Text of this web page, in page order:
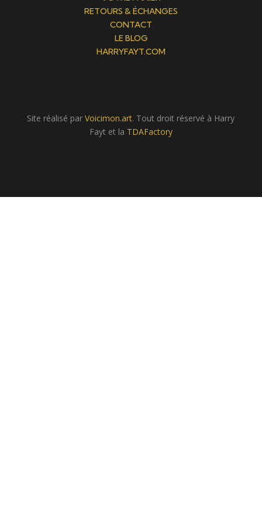
RETOURS & ÉCHANGES
CONTACT
LE BLOG
HARRYFAYT.COM
Site réalisé parVoicimon.art. Tout droit réservé à Harry
Fayt et la TDAFactory